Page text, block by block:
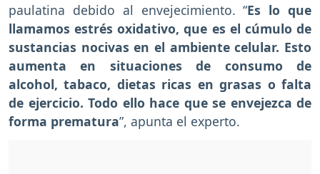
paulatina debido al envejecimiento. “Es lo que
llamamos estrés oxidativo, que es el cúmulo de
sustancias nocivas en el ambiente celular. Esto
aumenta en situaciones de consumo de
alcohol, tabaco, dietas ricas en grasas o falta
de ejercicio. Todo ello hace que se envejezca de
forma prematura”, apunta el experto.